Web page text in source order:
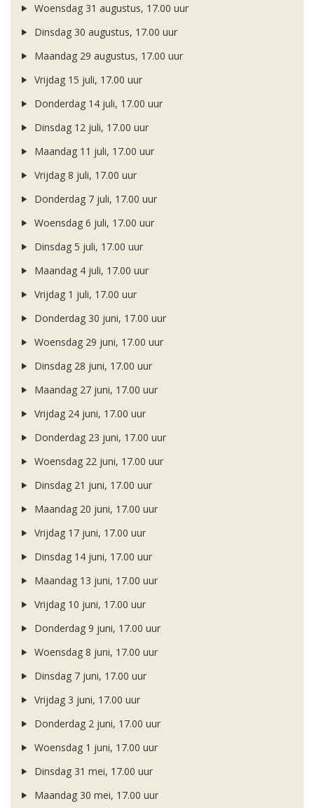
Woensdag 31 augustus, 17.00 uur
Dinsdag 30 augustus, 17.00 uur
Maandag 29 augustus, 17.00 uur
Vrijdag 15 juli, 17.00 uur
Donderdag 14 juli, 17.00 uur
Dinsdag 12 juli, 17.00 uur
Maandag 11 juli, 17.00 uur
Vrijdag 8 juli, 17.00 uur
Donderdag 7 juli, 17.00 uur
Woensdag 6 juli, 17.00 uur
Dinsdag 5 juli, 17.00 uur
Maandag 4 juli, 17.00 uur
Vrijdag 1 juli, 17.00 uur
Donderdag 30 juni, 17.00 uur
Woensdag 29 juni, 17.00 uur
Dinsdag 28 juni, 17.00 uur
Maandag 27 juni, 17.00 uur
Vrijdag 24 juni, 17.00 uur
Donderdag 23 juni, 17.00 uur
Woensdag 22 juni, 17.00 uur
Dinsdag 21 juni, 17.00 uur
Maandag 20 juni, 17.00 uur
Vrijdag 17 juni, 17.00 uur
Dinsdag 14 juni, 17.00 uur
Maandag 13 juni, 17.00 uur
Vrijdag 10 juni, 17.00 uur
Donderdag 9 juni, 17.00 uur
Woensdag 8 juni, 17.00 uur
Dinsdag 7 juni, 17.00 uur
Vrijdag 3 juni, 17.00 uur
Donderdag 2 juni, 17.00 uur
Woensdag 1 juni, 17.00 uur
Dinsdag 31 mei, 17.00 uur
Maandag 30 mei, 17.00 uur